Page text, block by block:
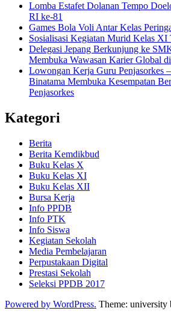
Lomba Estafet Dolanan Tempo
RI ke-81
Games Bola Voli Antar Kelas
Sosialisasi Kegiatan Murid Kelas XI
Delegasi Jepang Berkunjung ke
Membuka Wawasan Karier Global
Lowongan Kerja Guru Penjasorkes
Binatama Membuka Kesempatan
Penjasorkes
Kategori
Berita
Berita Kemdikbud
Buku Kelas X
Buku Kelas XI
Buku Kelas XII
Bursa Kerja
Info PPDB
Info PTK
Info Siswa
Kegiatan Sekolah
Media Pembelajaran
Perpustakaan Digital
Prestasi Sekolah
Seleksi PPDB 2017
Powered by WordPress. Theme: university